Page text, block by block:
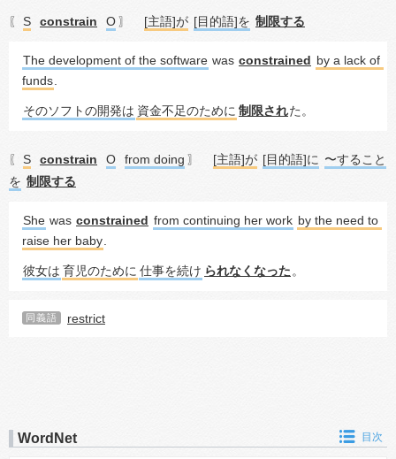
〖 S constrain O 〗 [主語]が [目的語]を 制限する
The development of the software was constrained by a lack of
funds
そのソフトの開発は 資金不足のために 制限された。
〖 S constrain O from doing 〗 [主語]が [目的語]に 〜すること
を 制限する
She was constrained from continuing her work by the need to
raise her baby
彼女は 育児のために 仕事を続け られなくなった 。
同義語 restrict
WordNet 目次